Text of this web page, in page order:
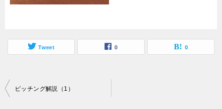
Tweet 0 0
投
ピッチング解説（1）